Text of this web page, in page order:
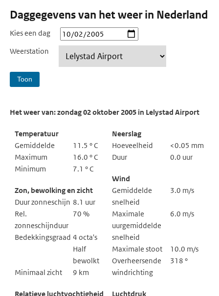
Daggegevens van het weer in Nederland
Kies een dag
Weerstation
Toon
Het weer van: zondag 02 oktober 2005 in Lelystad Airport
Temperatuur
Gemiddelde
11.5 ° C
Maximum
16.0 ° C
Minimum
7.1 ° C
Zon, bewolking en zicht
Duur zonneschijn 8.1 uur
Rel.
zonneschijnduur
70 %
Bedekkingsgraad 4 octa's
Half
bewolkt
Minimaal zicht
9 km
Relatieve luchtvochtigheid
Neerslag
Hoeveelheid
<0.05 mm
Duur
0.0 uur
Wind
Gemiddelde
snelheid
3.0 m/s
Maximale
uurgemiddelde
snelheid
6.0 m/s
Maximale stoot
10.0 m/s
Overheersende
windrichting
318 °
Luchtdruk